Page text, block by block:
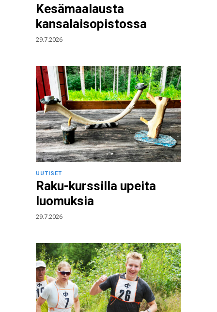
Kesämaalausta
kansalaisopistossa
29.7.2026
UUTISET
Raku-kurssilla upeita
luomuksia
29.7.2026